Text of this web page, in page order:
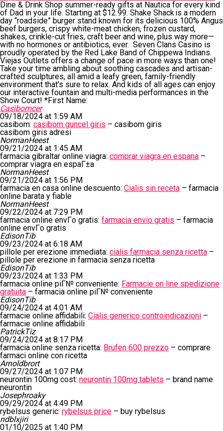
Dine & Drink Shop summer-ready gifts at Nautica for every kind
of Dad in your life. Starting at $12.99. Shake Shack is a modern
day “roadside” burger stand known for its delicious 100% Angus
beef burgers, crispy white-meat chicken, frozen custard,
shakes, crinkle-cut fries, craft beer and wine, plus way more—
with no hormones or antibiotics, ever. Seven Clans Casino is
proudly operated by the Red Lake Band of Chippewa Indians.
Viejas Outlets offers a change of pace in more ways than one!
Take your time ambling about soothing cascades and artisan-
crafted sculptures, all amid a leafy green, family-friendly
environment that’s sure to relax. And kids of all ages can enjoy
our interactive fountain and multi-media performances in the
Show Court! *First Name:
Casibomcer
09/18/2024 at 1:59 AM
casibom: casibom guncel giris – casibom giris
casibom giris adresi
NormanHeest
09/21/2024 at 1:45 AM
farmacia gibraltar online viagra: comprar viagra en espana –
comprar viagra en espaГ±a
NormanHeest
09/21/2024 at 1:56 PM
farmacia en casa online descuento: Cialis sin receta – farmacia
online barata y fiable
NormanHeest
09/22/2024 at 7:29 PM
farmacia online envГ­o gratis: farmacia envio gratis – farmacia
online envГ­o gratis
EdisonTib
09/23/2024 at 6:18 AM
pillole per erezione immediata: cialis farmacia senza ricetta –
pillole per erezione in farmacia senza ricetta
EdisonTib
09/23/2024 at 1:33 PM
farmacia online piГ№ conveniente: Farmacie on line spedizione
gratuita – farmacia online piГ№ conveniente
EdisonTib
09/24/2024 at 4:01 AM
farmacie online affidabili: Cialis generico controindicazioni –
farmacie online affidabili
PatrickTiz
09/24/2024 at 8:17 PM
farmacia online senza ricetta: Brufen 600 prezzo – comprare
farmaci online con ricetta
Arnoldbrort
09/27/2024 at 1:07 PM
neurontin 100mg cost: neurontin 100mg tablets – brand name
neurontin
Josephroaky
09/29/2024 at 4:49 PM
rybelsus generic: rybelsus price – buy rybelsus
ndblxjiri
01/10/2025 at 1:40 PM